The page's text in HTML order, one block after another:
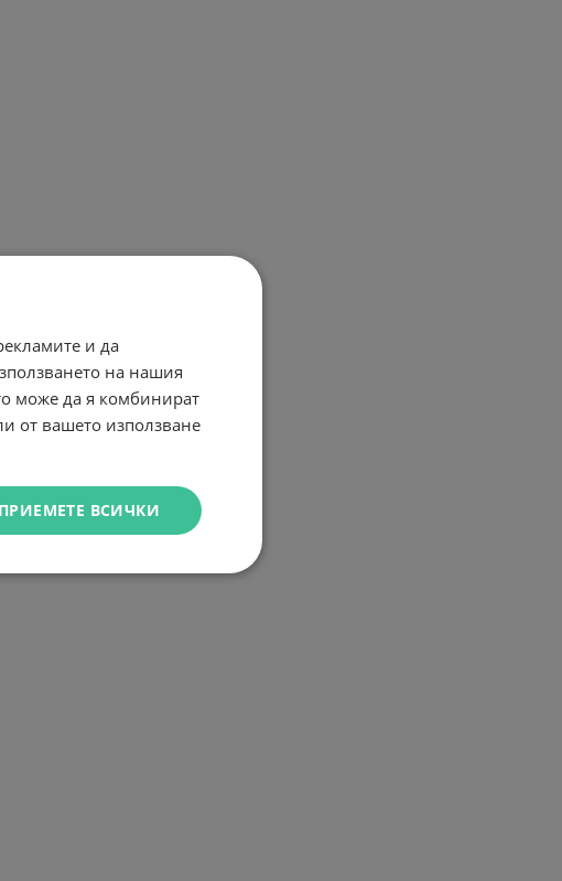
и да
на нашия
може да я комбинират
от вашето използване
ПРИЕМЕТЕ ВСИЧКИ